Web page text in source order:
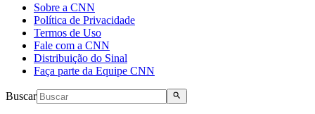
Sobre a CNN
Política de Privacidade
Termos de Uso
Fale com a CNN
Distribuição do Sinal
Faça parte da Equipe CNN
Buscar